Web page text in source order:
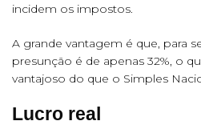
incidem os impostos.
A grande vantagem é que, para
presunção é de apenas 32%, o
vantajoso do que o Simples
Lucro real